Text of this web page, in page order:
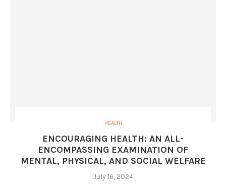
HEALTH
ENCOURAGING HEALTH: AN ALL-
ENCOMPASSING EXAMINATION OF
MENTAL, PHYSICAL, AND SOCIAL WELFARE
July 16, 2024